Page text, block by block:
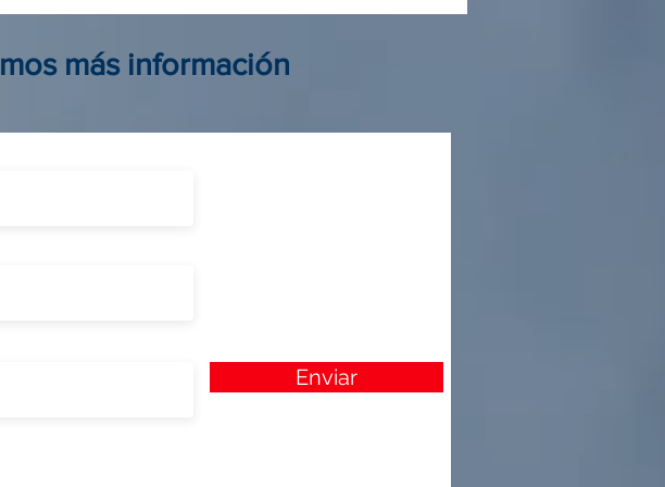
más información
Enviar